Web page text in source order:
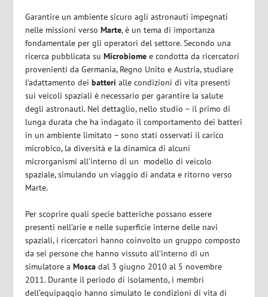
Garantire un ambiente sicuro agli astronauti impegnati
nelle missioni versoMarte, è un tema di importanza
fondamentale per gli operatori del settore. Secondo una
ricerca pubblicata suMicrobiome e condotta da ricercatori
provenienti da Germania, Regno Unito e Austria, studiare
l’adattamento deibatteri alle condizioni di vita presenti
sui veicoli spaziali è necessario per garantire la salute
degli astronauti. Nel dettaglio, nello studio – il primo di
lunga durata che ha indagato il comportamento dei batteri
in un ambiente limitato – sono stati osservati il carico
microbico, la diversità e la dinamica di alcuni
microrganismi all’interno di un modello di veicolo
spaziale, simulando un viaggio di andata e ritorno verso
Marte.
Per scoprire quali specie batteriche possano essere
presenti nell’arie e nelle superficie interne delle navi
spaziali, i ricercatori hanno coinvolto un gruppo composto
da sei persone che hanno vissuto all’interno di un
simulatore a Mosca dal 3 giugno 2010 al 5 novembre
2011. Durante il periodo di isolamento, i membri
dell’equipaggio hanno simulato le condizioni di vita di